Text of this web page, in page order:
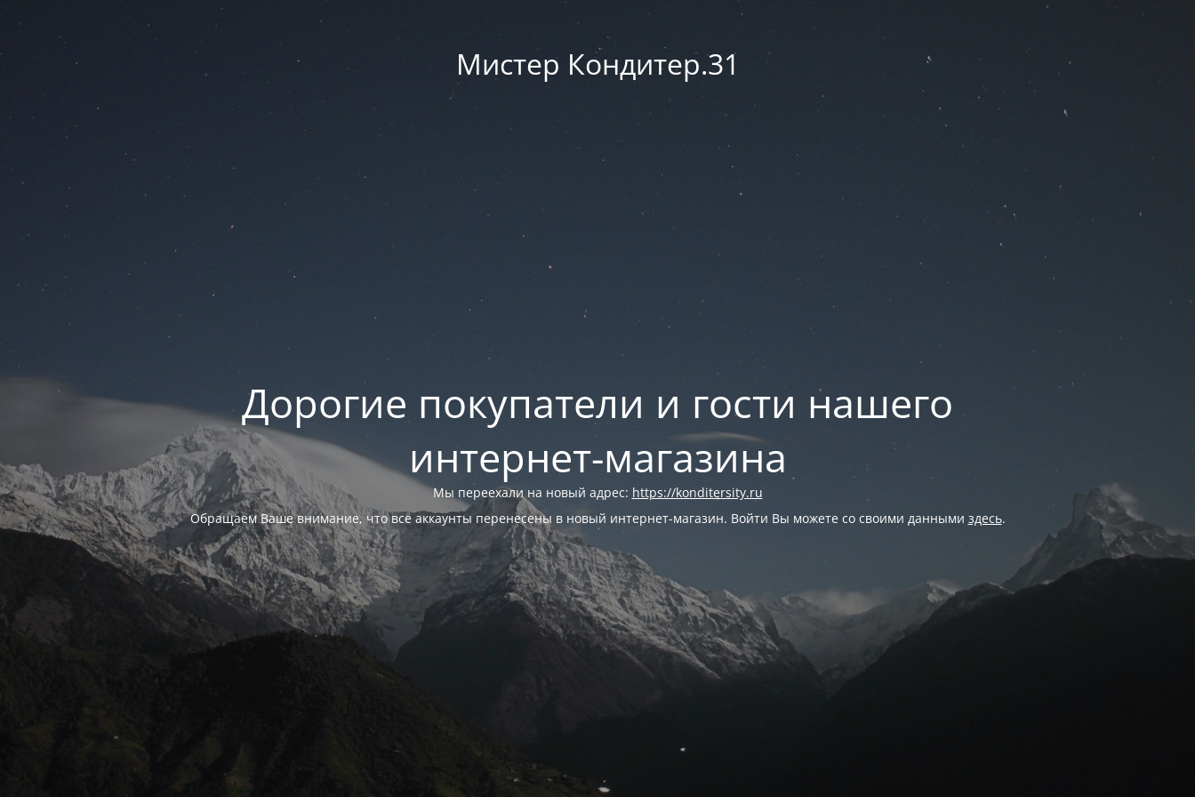
Мистер Кондитер.31
Дорогие покупатели и гости нашего
интернет-магазина
Мы переехали на новый адрес: https://konditersity.ru
Обращаем Ваше внимание, что все аккаунты перенесены в новый интернет-магазин. Войти Вы можете со своими данными здесь.